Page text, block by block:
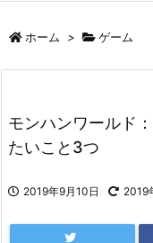
ホーム > ゲーム
モンハンワールド
たいこと3つ
2019年9月10日 2019